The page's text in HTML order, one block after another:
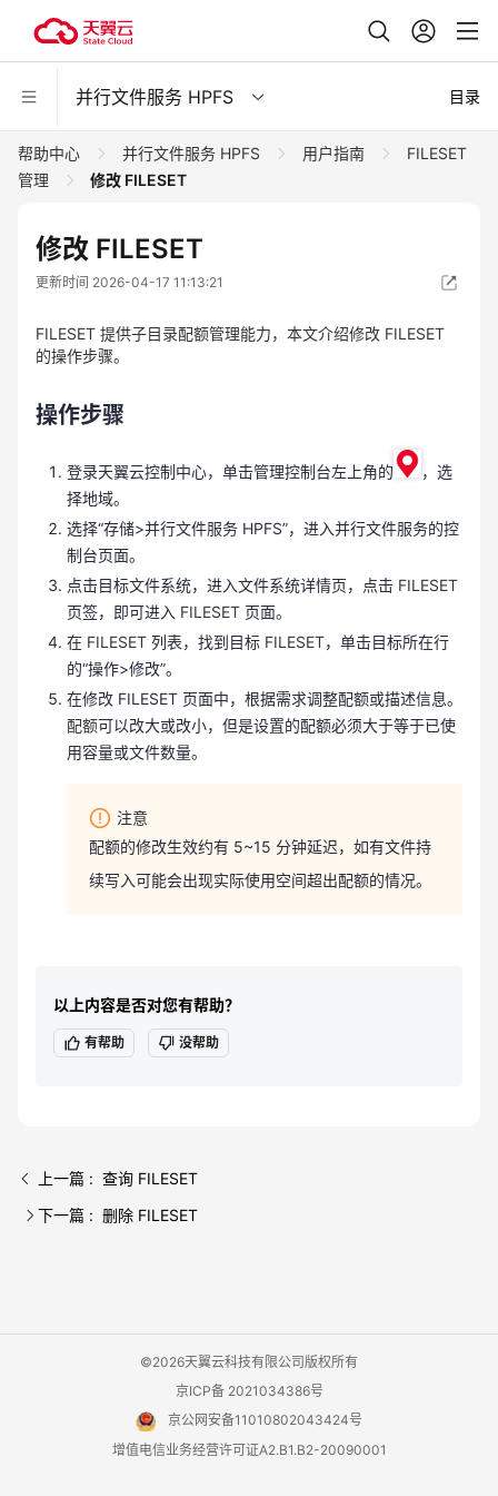
并行文件服务 HPFS 目录
帮助中心 并行文件服务 HPFS 用户指南
FILESET
管理
修改 FILESET
修改 FILESET
更新时间 2026-04-17 11:13:21
FILESET 提供子目录配额管理能力，本文介绍修改 FILESET
的操作步骤。
操作步骤
登录天翼云控制中心，单击管理控制台左上角的
，选
择地域。
选择“存储>并行文件服务 HPFS”，进入并行文件服务的控
制台页面。
点击目标文件系统，进入文件系统详情页，点击 FILESET
页签，即可进入 FILESET 页面。
在 FILESET 列表，找到目标 FILESET，单击目标所在行
的“操作>修改”。
在修改 FILESET 页面中，根据需求调整配额或描述信息。
配额可以改大或改小，但是设置的配额必须大于等于已使
用容量或文件数量。
注意
配额的修改生效约有 5~15 分钟延迟，如有文件持
续写入可能会出现实际使用空间超出配额的情况。
以上内容是否对您有帮助？
有帮助 没帮助
上一篇 : 查询 FILESET
下一篇 : 删除 FILESET
©2026天翼云科技有限公司版权所有
京ICP备 2021034386号
京公网安备11010802043424号
增值电信业务经营许可证A2.B1.B2-20090001